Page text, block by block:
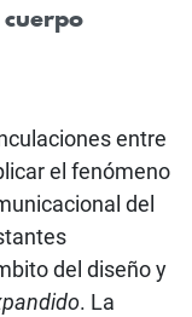
entre
el fenómeno
del
del diseño y
. La